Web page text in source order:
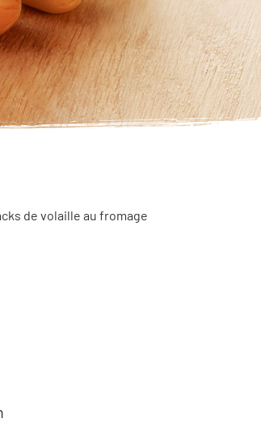
de volaille au fromage